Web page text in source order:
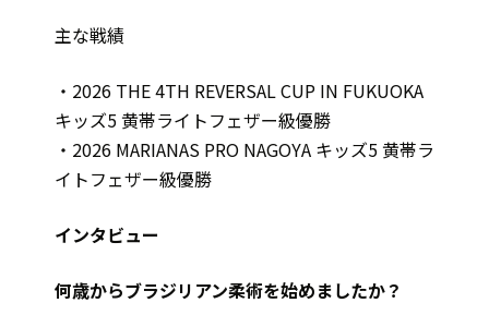
主な戦績
・2026 THE 4TH REVERSAL CUP IN FUKUOKA
キッズ5 黄帯ライトフェザー級優勝
・2026 MARIANAS PRO NAGOYA キッズ5 黄帯ラ
イトフェザー級優勝
インタビュー
――何歳からブラジリアン柔術を始めましたか？